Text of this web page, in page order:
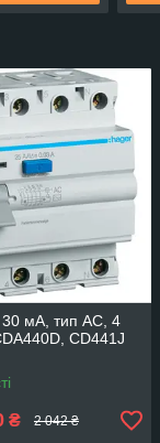
мA, тип AC, 4
CD441J
₴ 2 042 ₴